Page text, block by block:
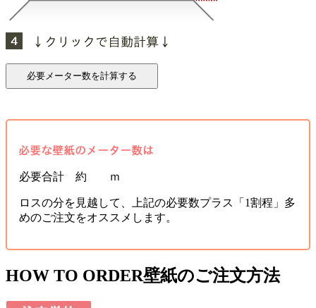
必要合計 約 ｍ
ロスの分を見越して、上記の必要数プラス「1割程」多
めのご注文をオススメします。
HOW TO ORDER壁紙のご注文方法